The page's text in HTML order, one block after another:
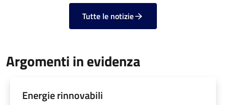
Tutte le notizie
Argomenti in evidenza
Energie rinnovabili